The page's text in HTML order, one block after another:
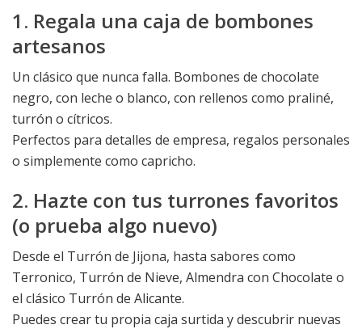
1. Regala una caja de bombones
artesanos
Un clásico que nunca falla. Bombones de chocolate
negro, con leche o blanco, con rellenos como praliné,
turrón o cítricos.
Perfectos para detalles de empresa, regalos personales
o simplemente como capricho.
2. Hazte con tus turrones favoritos
(o prueba algo nuevo)
Desde el Turrón de Jijona, hasta sabores como
Terronico, Turrón de Nieve, Almendra con Chocolate o
el clásico Turrón de Alicante.
Puedes crear tu propia caja surtida y descubrir nuevas